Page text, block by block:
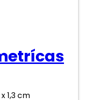
1,3 cm